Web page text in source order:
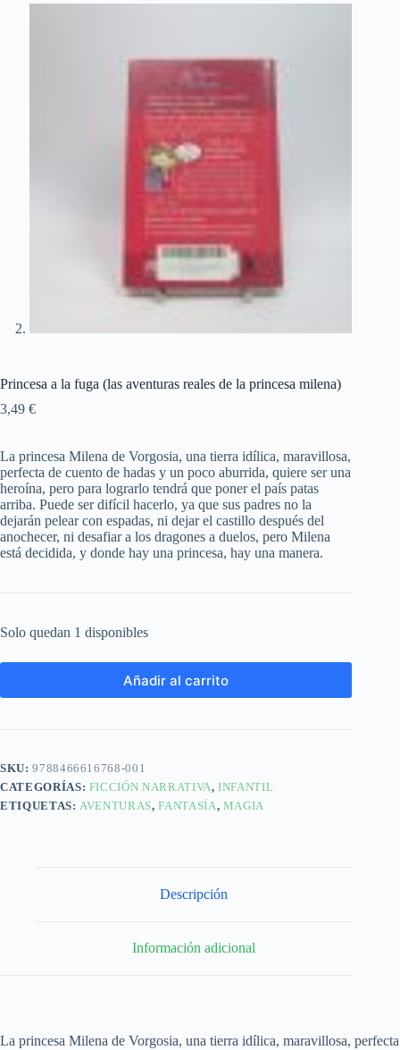
Princesa a la fuga (las aventuras reales de la princesa milena)
3,49 €
La princesa Milena de Vorgosia, una tierra idílica, maravillosa,
perfecta de cuento de hadas y un poco aburrida, quiere ser una
heroína, pero para lograrlo tendrá que poner el país patas
arriba. Puede ser difícil hacerlo, ya que sus padres no la
dejarán pelear con espadas, ni dejar el castillo después del
anochecer, ni desafiar a los dragones a duelos, pero Milena
está decidida, y donde hay una princesa, hay una manera.
Solo quedan 1 disponibles
Añadir al carrito
SKU:9788466616768-001
CATEGORÍAS: FICCIÓN NARRATIVA,INFANTIL
ETIQUETAS:AVENTURAS,FANTASÍA, MAGIA
Descripción
Información adicional
La princesa Milena de Vorgosia, una tierra idílica, maravillosa, perfecta